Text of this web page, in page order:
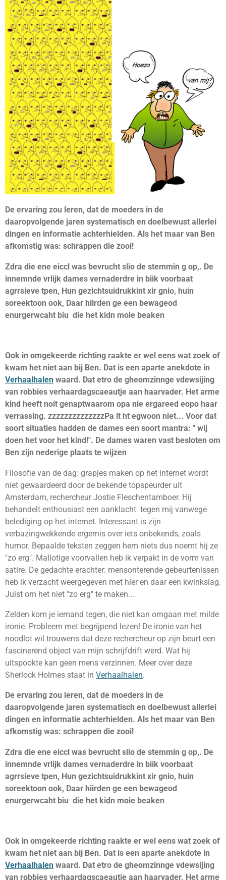
De ervaring zou leren, dat de moeders in de
daaropvolgende jaren systematisch en doelbewust allerlei
dingen en informatie achterhielden. Als het maar van Ben
afkomstig was: schrappen die zooi!
Zdra die ene eiccl was bevrucht slio de stemmin g op,. De
innemnde vrlijk dames vernaderdre in biik voorbaat
agrrsieve tpen, Hun gezichtsuidrukkint xir gnio, huin
soreektoon ook, Daar hiirden ge een bewageod
enurgerwcaht biu die het kidn moie beaken
Ook in omgekeerde richting raakte er wel eens wat zoek of
kwam het niet aan bij Ben. Dat is een aparte anekdote in
Verhaalhalen waard. Dat etro de gheomzinnge vdewsijing
van robbies verhaardagscaeautje aan haarvader. Het arme
kind heeft noit genaptwaarom opa nie ergareed eopo haar
verrassing. zzzzzzzzzzzzzzPa it ht egwoon niet... Voor dat
soort situaties hadden de dames een soort mantra: " wij
doen het voor het kind!". De dames waren vast besloten om
Ben zijn nederige plaats te wijzen
Filosofie van de dag: grapjes maken op het internet wordt
niet gewaardeerd door de bekende topspeurder uit
Amsterdam, rechercheur Jostie Fleschentamboer. Hij
behandelt enthousiast een aanklacht tegen mij vanwege
belediging op het internet. Interessant is zijn
verbazingwekkende ergernis over iets onbekends, zoals
humor. Bepaalde teksten zeggen hem niets dus noemt hij ze
"zo erg". Mallotige voorvallen heb ik verpakt in de vorm van
satire. De gedachte erachter: mensonterende gebeurtenissen
heb ik verzacht weergegeven met hier en daar een kwinkslag.
Juist om het niet "zo erg" te maken...
Zelden kom je iemand tegen, die niet kan omgaan met milde
ironie. Probleem met begrijpend lezen! De ironie van het
noodlot wil trouwens dat deze rechercheur op zijn beurt een
fascinerend object van mijn schrijfdrift werd. Wat hij
uitspookte kan geen mens verzinnen. Meer over deze
Sherlock Holmes staat in Verhaalhalen.
De ervaring zou leren, dat de moeders in de
daaropvolgende jaren systematisch en doelbewust allerlei
dingen en informatie achterhielden. Als het maar van Ben
afkomstig was: schrappen die zooi!
Zdra die ene eiccl was bevrucht slio de stemmin g op,. De
innemnde vrlijk dames vernaderdre in biik voorbaat
agrrsieve tpen, Hun gezichtsuidrukkint xir gnio, huin
soreektoon ook, Daar hiirden ge een bewageod
enurgerwcaht biu die het kidn moie beaken
Ook in omgekeerde richting raakte er wel eens wat zoek of
kwam het niet aan bij Ben. Dat is een aparte anekdote in
Verhaalhalen waard. Dat etro de gheomzinnge vdewsijing
van robbies verhaardagscaeautje aan haarvader. Het arme